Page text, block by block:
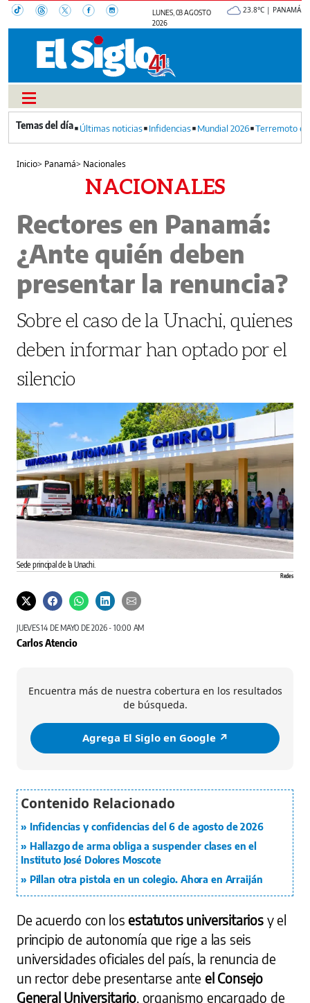
LUNES, 03 AGOSTO
2026
23.8°C | PANAMÁ
Últimas noticias Infidencias Mundial 2026 Terremoto
Inicio> Panamá> Nacionales
NACIONALES
Rectores en Panamá:
¿Ante quién deben
presentar la renuncia?
Sobre el caso de la Unachi, quienes
deben informar han optado por el
silencio
Sede principal de la Unachi.
Redes
JUEVES 14 DE MAYO DE 2026 - 10:00 AM
Carlos Atencio
Encuentra más de nuestra cobertura en los resultados
de búsqueda.
Agrega El Siglo en Google ↗️
Infidencias y confidencias del 6 de agosto de 2026
Hallazgo de arma obliga a suspender clases en el
Instituto José Dolores Moscote
Pillan otra pistola en un colegio. Ahora en Arraiján
De acuerdo con los estatutos universitarios y el
principio de autonomía que rige a las seis
universidades oficiales del país, la renuncia de
un rector debe presentarse ante el Consejo
General Universitario , organismo encargado de